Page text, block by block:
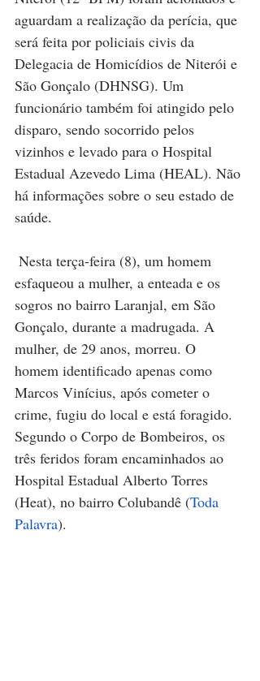
aguardam a realização da perícia, que
será feita por policiais civis da
Delegacia de Homicídios de Niterói e
São Gonçalo (DHNSG). Um
funcionário também foi atingido pelo
disparo, sendo socorrido pelos
vizinhos e levado para o Hospital
Estadual Azevedo Lima (HEAL). Não
há informações sobre o seu estado de
saúde.
Nesta terça-feira (8), um homem
esfaqueou a mulher, a enteada e os
sogros no bairro Laranjal, em São
Gonçalo, durante a madrugada. A
mulher, de 29 anos, morreu. O
homem identificado apenas como
Marcos Vinícius, após cometer o
crime, fugiu do local e está foragido.
Segundo o Corpo de Bombeiros, os
três feridos foram encaminhados ao
Hospital Estadual Alberto Torres
(Heat), no bairro Colubandê (Toda
Palavra).